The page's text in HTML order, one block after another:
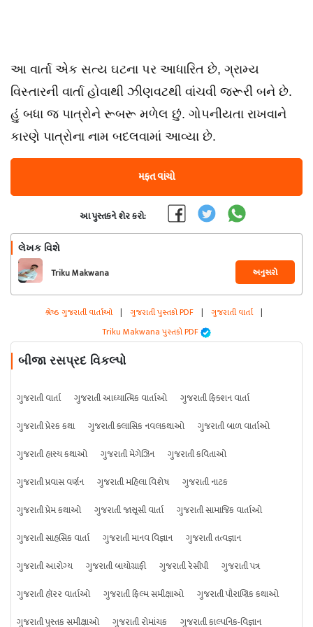
આ વાર્તા એક સત્ય ઘટના પર આધારિત છે, ગ્રામ્ય
વિસ્તારની વાર્તા હોવાથી ઝીણવટથી વાંચવી જરૂરી બને છે.
હું બધા જ પાત્રોને રૂબરૂ મળેલ છું. ગોપનીયતા રાખવાને
કારણે પાત્રોના નામ બદલવામાં આવ્યા છે.
મફત વાંચો
આ પુસ્તકને શેર કરો:
લેખક વિશે
Triku Makwana અનુસરો
શ્રેષ્ઠ ગુજરાતી વાર્તાઓ | ગુજરાતી પુસ્તકો PDF | ગુજરાતી વાર્તા |
Triku Makwana પુસ્તકો PDF
બીજા રસપ્રદ વિકલ્પો
ગુજરાતી વાર્તા ગુજરાતી આધ્યાત્મિક વાર્તાઓ
ગુજરાતી ફિક્શન વાર્તા
ગુજરાતી પ્રેરક કથા
ગુજરાતી ક્લાસિક નવલકથાઓ
ગુજરાતી બાળ વાર્તાઓ
ગુજરાતી હાસ્ય કથાઓ
ગુજરાતી મેગેઝિન
ગુજરાતી કવિતાઓ
ગુજરાતી પ્રવાસ વર્ણન
ગુજરાતી મહિલા વિશેષ
ગુજરાતી નાટક
ગુજરાતી પ્રેમ કથાઓ
ગુજરાતી જાસૂસી વાર્તા
ગુજરાતી સામાજિક વાર્તાઓ
ગુજરાતી સાહસિક વાર્તા
ગુજરાતી માનવ વિજ્ઞાન
ગુજરાતી તત્વજ્ઞાન
ગુજરાતી આરોગ્ય
ગુજરાતી બાયોગ્રાફી ગુજરાતી રેસીપી
ગુજરાતી પત્ર
ગુજરાતી હૉરર વાર્તાઓ
ગુજરાતી ફિલ્મ સમીક્ષાઓ
ગુજરાતી પૌરાણિક કથાઓ
ગુજરાતી પુસ્તક સમીક્ષાઓ
ગુજરાતી રોમાંચક ગુજરાતી કાલ્પનિક-વિજ્ઞાન